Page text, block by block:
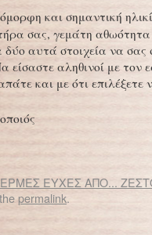
και σημαντική
σας, γεμάτη
δύο αυτά στοιχεία να
είσαστε αληθινοί με τον
και με ότι επιλέξετε
ΕΥΧΕΣ ΑΠΟ...
permalink.